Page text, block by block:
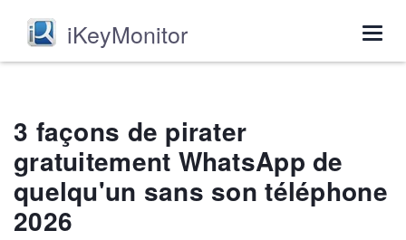
iKeyMonitor
3 façons de pirater
gratuitement WhatsApp de
quelqu'un sans son téléphone
2026